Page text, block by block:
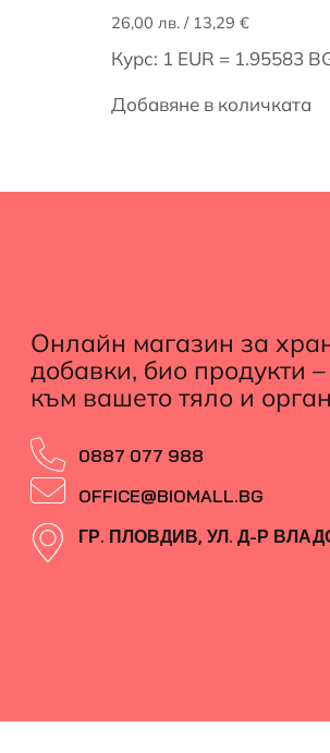
26,00 лв. / 13,29 €
Курс: 1 EUR = 1.95583
Добавяне в количката
Онлайн магазин за
добавки, био продукти
към вашето тяло и
0887 077 988
OFFICE@BIOMALL.BG
ГР. ПЛОВДИВ, УЛ. Д-Р